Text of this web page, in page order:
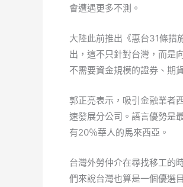
會遭遇更多不測。
大陸此前推出《惠台31條措
出，這不只針對台灣，而是
不需要資金規模的證券、期
郭正亮表示，吸引金融業者
速發展分公司。語言優勢是
有20％華人的馬來西亞。
台灣外勞仲介在尋找移工的
們來說台灣也算是一個優選